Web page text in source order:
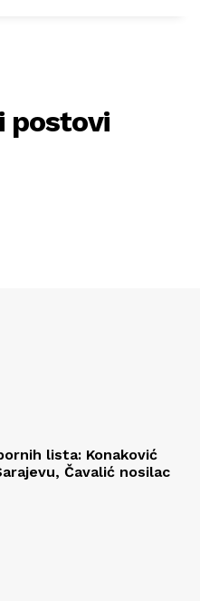
postovi
lista: Konaković
Čavalić nosilac